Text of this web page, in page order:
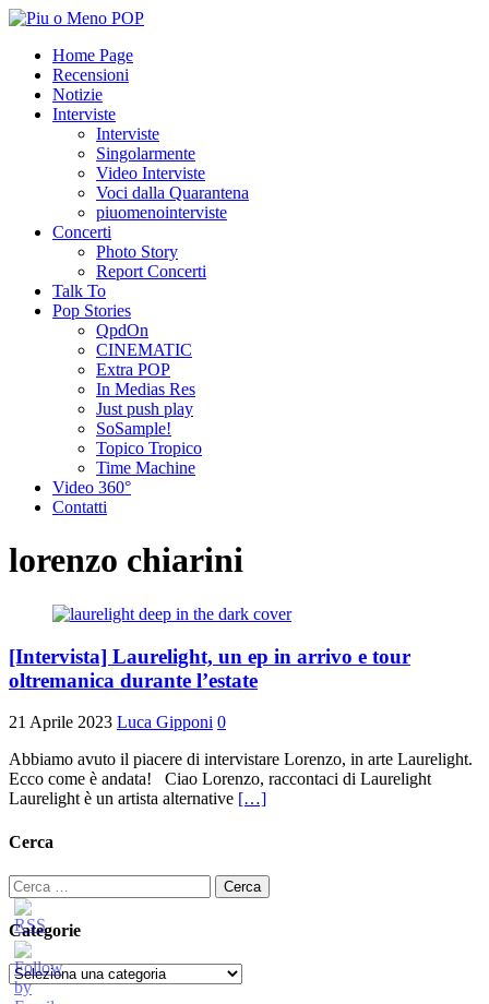
Home Page
Recensioni
Notizie
Interviste
Interviste
Singolarmente
Video Interviste
Voci dalla Quarantena
piuomenointerviste
Concerti
Photo Story
Report Concerti
Talk To
Pop Stories
QpdOn
CINEMATIC
Extra POP
In Medias Res
Just push play
SoSample!
Topico Tropico
Time Machine
Video 360°
Contatti
lorenzo chiarini
[Intervista] Laurelight, un ep in arrivo e tour
oltremanica durante l’estate
21 Aprile 2023 Luca Gipponi 0
Abbiamo avuto il piacere di intervistare Lorenzo, in arte Laurelight.
Ecco come è andata! Ciao Lorenzo, raccontaci di Laurelight
Laurelight è un artista alternative […]
Cerca
Ricerca
per:
Categorie
Categorie